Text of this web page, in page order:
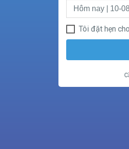
Tôi đặt hẹn